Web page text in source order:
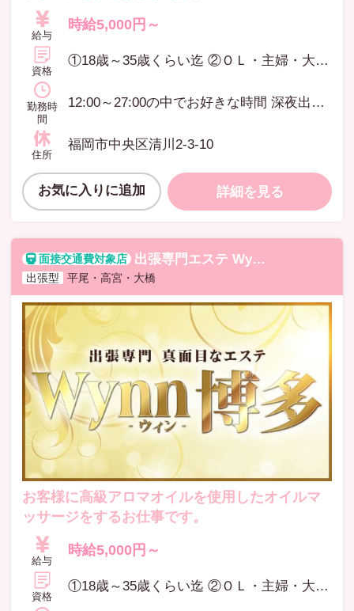
給与
時給5,000円～
資格
①18歳～35歳くらい迄 ②ＯＬ・主婦・大学生・フリーター・アロマ経験者・未経験者・現在のお仕事と掛け持ちでもＯＫ ③11：00～27：00の間で3時間以上出れる方 ※高校生不可
勤務時
間
12:00～27:00の中でお好きな時間 深夜出勤の方は宿泊可能 週に1回だけでもOK
住所
福岡市中央区清川2-3-10
お気に入りに追加 詳細を見る
出張専門エステ Wynn博多【ウイン】
出張型 平尾・高宮・大橋
お客様に高級アロマオイルを使用したオイルマ
ッサージをするお仕事です。
給与
時給5,000円～
資格
①18歳～35歳くらい迄 ②ＯＬ・主婦・大学生・フリーター・アロマ経験者・未経験者・現在のお仕事と掛け持ちでもＯＫ ③12：00～27：00の間で3時間以上出れる方 ※高校生不可